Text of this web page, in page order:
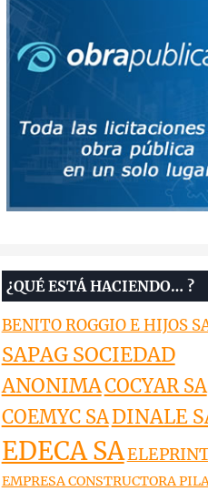
¿QUÉ ESTÁ HACIENDO… ?
BENITO ROGGIO E HIJOS
SAPAG SOCIEDAD
ANONIMACOCYAR SA
COEMYC SADINALE
EDECA SA
EMPRESA CONSTRUCTORA